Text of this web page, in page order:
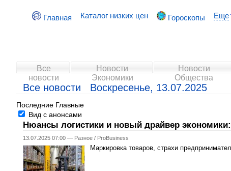
Главная Каталог низких цен Гороскопы Еще
Все
новости
Новости
Экономики
Новости
Общества
Все новости Воскресенье, 13.07.2025
Последние Главные
Вид с анонсами
Нюансы логистики и новый драйвер
13.07.2025 07:00 — Разное / ProBusiness
Маркировка товаров, страхи